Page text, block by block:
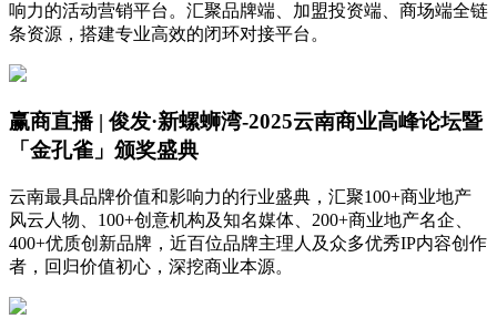
响力的活动营销平台。汇聚品牌端、加盟投资端、商场端全链
条资源，搭建专业高效的闭环对接平台。
赢商直播 | 俊发·新螺蛳湾-2025云南商业高峰论坛暨
「金孔雀」颁奖盛典
云南最具品牌价值和影响力的行业盛典，汇聚100+商业地产
风云人物、100+创意机构及知名媒体、200+商业地产名企、
400+优质创新品牌，近百位品牌主理人及众多优秀IP内容创作
者，回归价值初心，深挖商业本源。